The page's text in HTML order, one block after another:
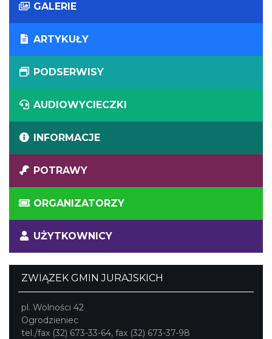
GALERIE
ARTYKUŁY
PODSERWISY
AUDIOWYCIECZKI
INFORMACJE
POTRAWY
ORGANIZATORZY
UŻYTKOWNICY
ZWIĄZEK GMIN JURAJSKICH
pl. Wolności 42
Ogrodzieniec
tel./fax (32) 673-33-64, fax (32) 673-37-98